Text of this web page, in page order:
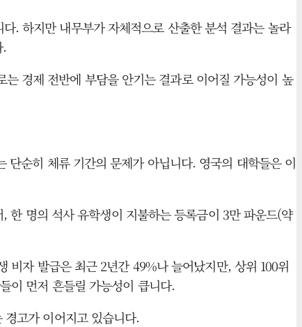
. 하지만 내무부가 자체적으로 산출한 분석 결과는 놀라
경제 전반에 부담을 안기는 결과로 이어질 가능성이 높
순히 체류 기간의 문제가 아닙니다. 영국의 대학들은 이
명의 석사 유학생이 지불하는 등록금이 3만 파운드(약
비자 발급은 최근 2년간 49%나 늘어났지만, 상위 100위
이 먼저 흔들릴 가능성이 큽니다.
고가 이어지고 있습니다.